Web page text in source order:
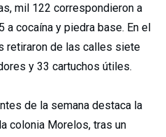
mil 122 correspondieron a
a cocaína y piedra base. En el
retiraron de las calles siete
y 33 cartuchos útiles.
de la semana destaca la
colonia Morelos, tras un